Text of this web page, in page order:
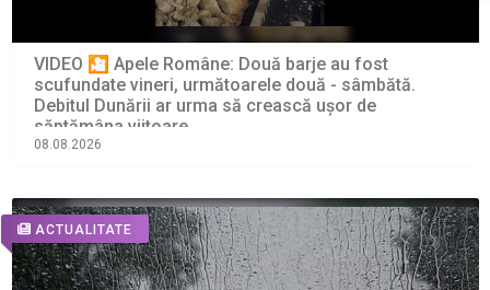
VIDEO 🎦 Apele Române: Două barje au fost
scufundate vineri, următoarele două - sâmbătă.
Debitul Dunării ar urma să crească ușor de
săptămâna viitoare
08.08.2026
ACTUALITATE